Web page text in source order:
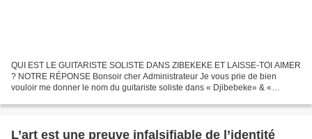
QUI EST LE GUITARISTE SOLISTE DANS ZIBEKEKE ET LAISSE-TOI AIMER
? NOTRE RÉPONSE Bonsoir cher Administrateur Je vous prie de bien
vouloir me donner le nom du guitariste soliste dans « Djibebeke» & «
L’art est une preuve infalsifiable de l’identité